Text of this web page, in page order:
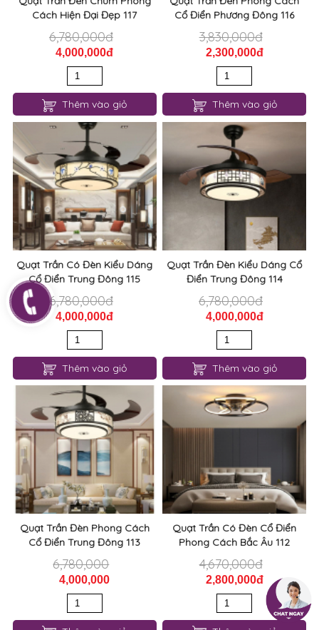
Cách Hiện Đại Đẹp 117
6,780,000đ
4,000,000đ
Thêm vào giỏ
Cổ Điển Phương Đông 116
3,830,000đ
2,300,000đ
Thêm vào giỏ
Quạt Trần Có Đèn Kiểu Dáng
Cổ Điển Trung Đông 115
6,780,000đ
4,000,000đ
Thêm vào giỏ
Quạt Trần Đèn Kiểu Dáng Cổ
Điển Trung Đông 114
6,780,000đ
4,000,000đ
Thêm vào giỏ
Quạt Trần Đèn Phong Cách
Cổ Điển Trung Đông 113
6,780,000
4,000,000
Thêm vào giỏ
Quạt Trần Có Đèn Cổ Điển
Phong Cách Bắc Âu 112
4,670,000đ
2,800,000đ
Thêm vào giỏ